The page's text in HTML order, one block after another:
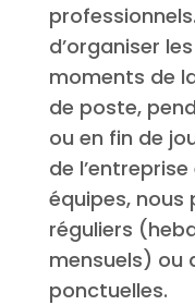
d’organiser
moments de
de poste,
ou en fin de
de
équipes,
réguliers
mensuels) ou
ponctuelles.